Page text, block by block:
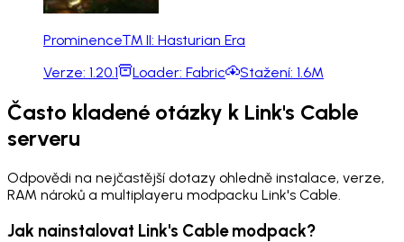
Prominence™ II: Hasturian Era
Verze: 1.20.1 Loader: Fabric Stažení: 1.6M
Často kladené otázky k Link's Cable
serveru
Odpovědi na nejčastější dotazy ohledně instalace, verze,
RAM nároků a multiplayeru modpacku Link's Cable.
Jak nainstalovat Link's Cable modpack?